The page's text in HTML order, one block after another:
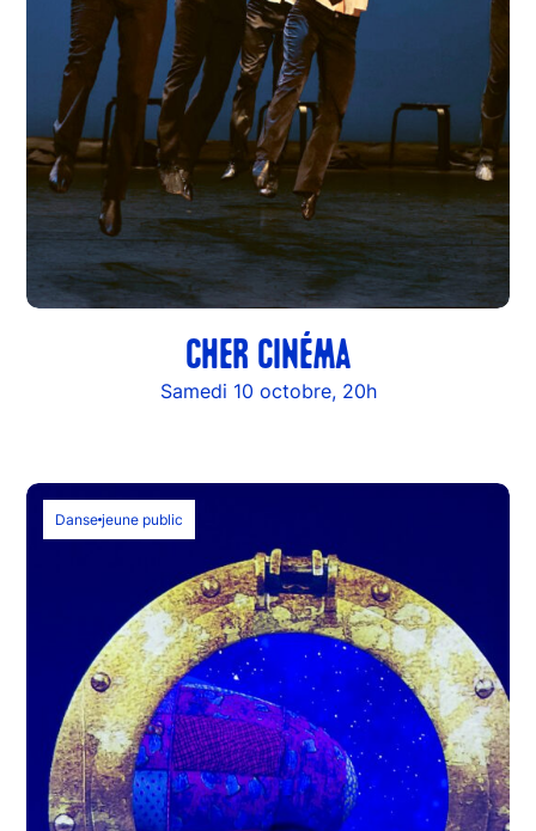
CHER CINÉMA
Samedi 10 octobre, 20h
Danse jeune public